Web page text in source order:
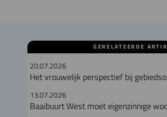
GERELATEERDE
20.07.2026
Het vrouwelijk perspectief bij
13.07.2026
Baaibuurt West moet eigenzinnige